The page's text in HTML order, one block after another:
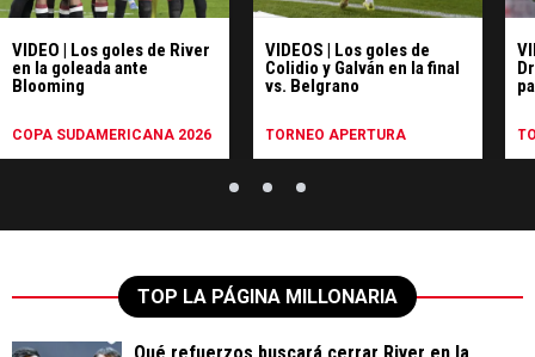
VIDEO | Los goles de River
en la goleada ante
Blooming
COPA SUDAMERICANA 2026
VIDEOS | Los goles de
Colidio y Galván en la final
vs. Belgrano
TORNEO APERTURA
TOP LA PÁGINA MILLONARIA